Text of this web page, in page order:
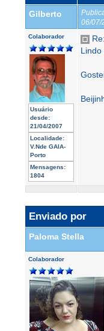
Gilberto
06/07/
Colaborador
Usuário
desde:
21/04/2007
Localidade:
V.Nde GAIA-
Porto
Mensagens:
1804
Lindo
Enviado por
Paloma Stella
Colaborador